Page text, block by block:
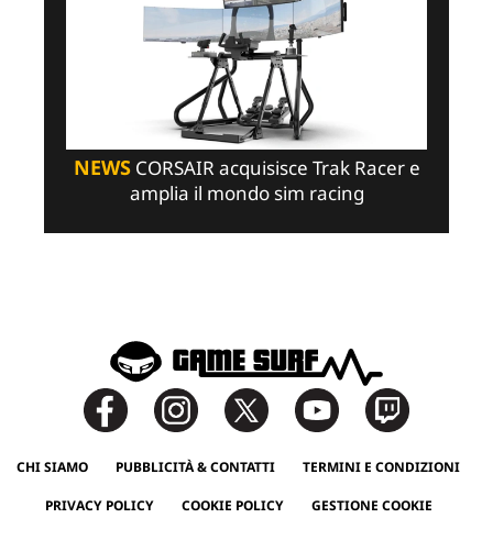
NEWSCORSAIR acquisisce Trak Racer e
amplia il mondo sim racing
CHI SIAMO PUBBLICITÀ & CONTATTI TERMINI E CONDIZIONI
PRIVACY POLICY COOKIE POLICY GESTIONE COOKIE